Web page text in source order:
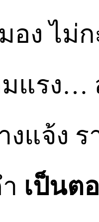
อง ไม่
มแรง…
งแจ้ง
เป็นต